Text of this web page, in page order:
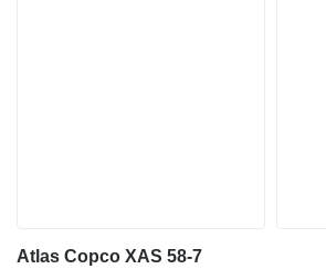
Atlas Copco XAS 58-7